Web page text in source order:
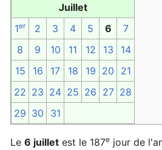
Juillet
1er 2 3 4 5 6
7
8
9 10 11 12 13
14
15
16 17 18 19 20
21
22 23 24 25 26 27 28
29 30 31
Le 6 juillet est le 187e jour de